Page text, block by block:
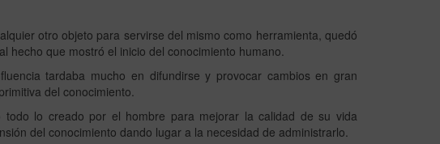
otro objeto para servirse del mismo como herramienta, quedó
hecho que mostró el inicio del conocimiento humano.
tardaba mucho en difundirse y provocar cambios en gran
del conocimiento.
todo lo creado por el hombre para mejorar la calidad de su vida
del conocimiento dando lugar a la necesidad de administrarlo.